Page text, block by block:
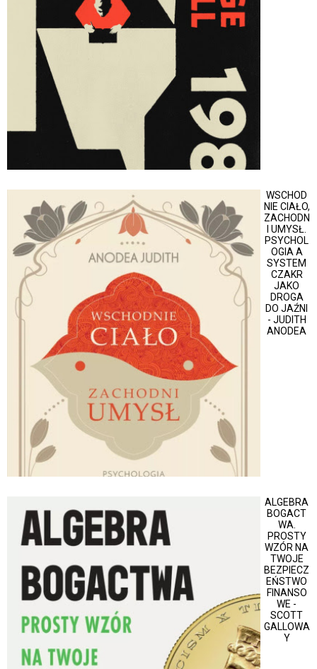
WSCHOD
NIE CIAŁO,
ZACHODN
I UMYSŁ.
PSYCHOL
OGIA A
SYSTEM
CZAKR
JAKO
DROGA
DO JAŹNI
- JUDITH
ANODEA
ALGEBRA
BOGACT
WA.
PROSTY
WZÓR NA
TWOJE
BEZPIECZ
EŃSTWO
FINANSO
WE -
SCOTT
GALLOWA
Y